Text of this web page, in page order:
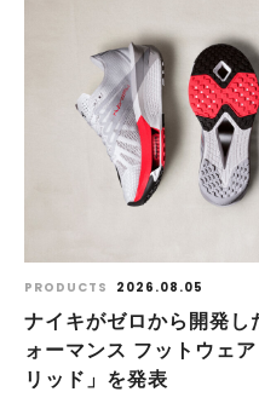
PRODUCTS 2026.08.05
ナイキがゼロから開発し
ォーマンス フットウェ
リッド」を発表